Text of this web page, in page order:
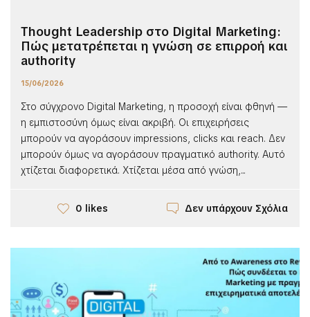
Thought Leadership στο Digital Marketing:
Πώς μετατρέπεται η γνώση σε επιρροή και
authority
15/06/2026
Στο σύγχρονο Digital Marketing, η προσοχή είναι φθηνή —
η εμπιστοσύνη όμως είναι ακριβή. Οι επιχειρήσεις
μπορούν να αγοράσουν impressions, clicks και reach. Δεν
μπορούν όμως να αγοράσουν πραγματικό authority. Αυτό
χτίζεται διαφορετικά. Χτίζεται μέσα από γνώση,...
0 likes Δεν υπάρχουν Σχόλια